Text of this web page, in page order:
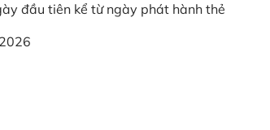
đầu tiên kể từ ngày phát hành thẻ